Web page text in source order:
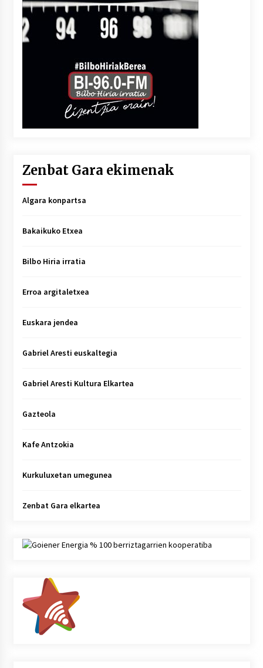
Zenbat Gara ekimenak
Algara konpartsa
Bakaikuko Etxea
Bilbo Hiria irratia
Erroa argitaletxea
Euskara jendea
Gabriel Aresti euskaltegia
Gabriel Aresti Kultura Elkartea
Gazteola
Kafe Antzokia
Kurkuluxetan umegunea
Zenbat Gara elkartea